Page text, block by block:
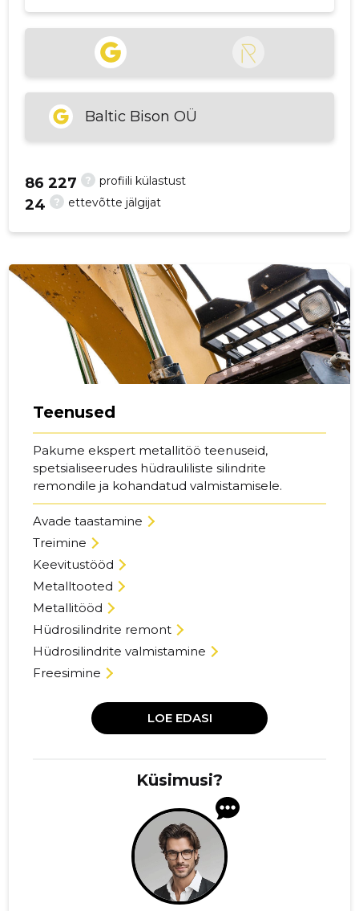
Allikas:google.com
Baltic Bison OÜ
? profiili külastust
86 227
? ettevõtte jälgijat
24
Teenused
Pakume ekspert metallitöö teenuseid,
spetsialiseerudes hüdrauliliste silindrite
remondile ja kohandatud valmistamisele.
Avade taastamine
Treimine
Keevitustööd
Metalltooted
Metallitööd
Hüdrosilindrite remont
Hüdrosilindrite valmistamine
Freesimine
LOE EDASI
Küsimusi?